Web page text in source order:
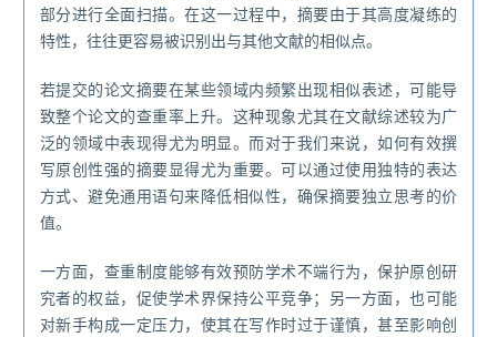
部分进行全面扫描。在这一过程中，摘要由于其高度凝练的
特性，往往更容易被识别出与其他文献的相似点。
若提交的论文摘要在某些领域内频繁出现相似表述，可能导
致整个论文的查重率上升。这种现象尤其在文献综述较为广
泛的领域中表现得尤为明显。而对于我们来说，如何有效撰
写原创性强的摘要显得尤为重要。可以通过使用独特的表达
方式、避免通用语句来降低相似性，确保摘要独立思考的价
值。
一方面，查重制度能够有效预防学术不端行为，保护原创研
究者的权益，促使学术界保持公平竞争；另一方面，也可能
对新手构成一定压力，使其在写作时过于谨慎，甚至影响创